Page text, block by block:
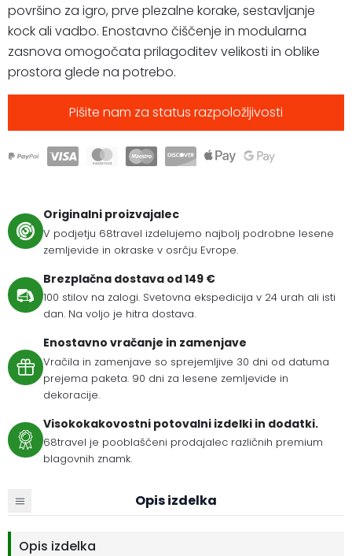
površino za igro, prve plezalne korake, sestavljanje
kock ali vadbo. Enostavno čiščenje in modularna
zasnova omogočata prilagoditev velikosti in oblike
prostora glede na potrebo.
Pišite nam za status razpoložljivosti
Originalni proizvajalec
V podjetju 68travel izdelujemo najbolj podrobne lesene
zemljevide in okraske v osrčju Evrope.
Brezplačna dostava od 149 €
100 stilov na zalogi. Svetovna ekspedicija v 24 urah ali isti
dan. Na voljo je hitra dostava.
Enostavno vračanje in zamenjave
Vračila in zamenjave so sprejemljive 30 dni od datuma
prejema paketa. 90 dni za lesene zemljevide in
dekoracije.
Visokokakovostni potovalni izdelki in dodatki.
68travel je pooblaščeni prodajalec različnih premium
blagovnih znamk.
Opis izdelka
Opis izdelka